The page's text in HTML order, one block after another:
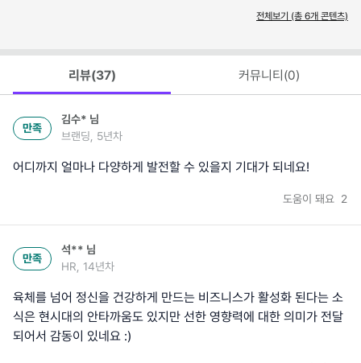
전체보기 (총 6개 콘텐츠)
리뷰(37) 커뮤니티(0)
만족
김수* 님
브랜딩, 5년차
어디까지 얼마나 다양하게 발전할 수 있을지 기대가 되네요!
도움이 돼요 2
만족
석** 님
HR, 14년차
육체를 넘어 정신을 건강하게 만드는 비즈니스가 활성화 된다는 소
식은 현시대의 안타까움도 있지만 선한 영향력에 대한 의미가 전달
되어서 감동이 있네요 :)